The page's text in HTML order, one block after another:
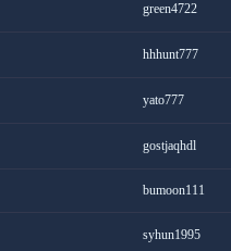
green4722
hhhunt777
yato777
gostjaqhdl
bumoon111
syhun1995